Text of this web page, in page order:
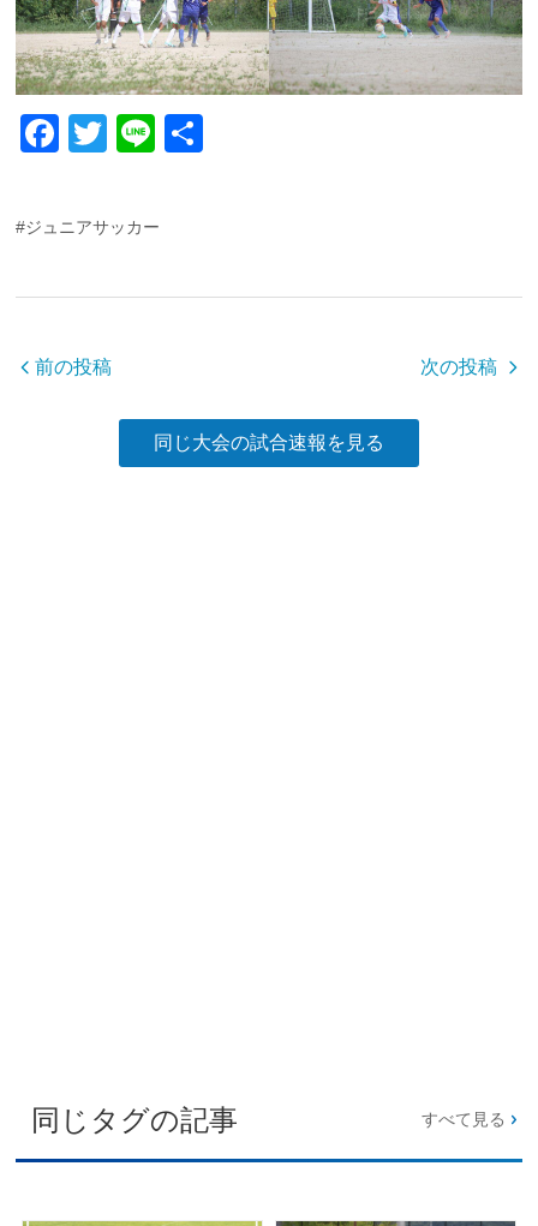
F
c
e
b
o
T
er
Li 共
#ジュニアサッカー
前の投稿 次の投稿
同じ大会の試合速報を見る
同じタグの記事 すべて見る